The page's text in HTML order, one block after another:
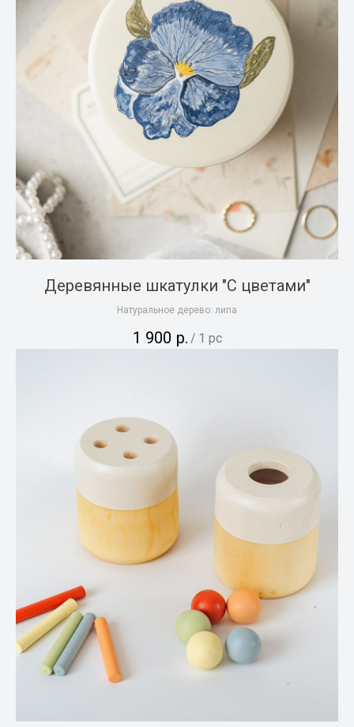
Деревянные шкатулки "С цветами"
Натуральное дерево: липа
1 900 р. / 1 pc